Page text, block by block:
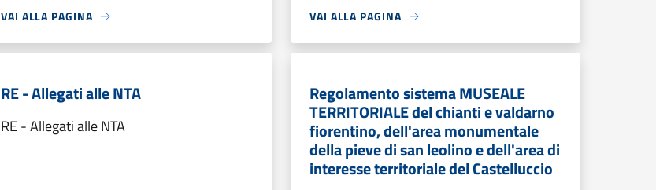
VAI ALLA PAGINA VAI ALLA PAGINA
RE - Allegati alle NTA
RE - Allegati alle NTA
Regolamento sistema MUSEALE
TERRITORIALE del chianti e valdarno
fiorentino, dell'area monumentale
della pieve di san leolino e dell'area di
interesse territoriale del Castelluccio